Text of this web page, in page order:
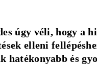
úgy véli, hogy a
elleni
hatékonyabb és